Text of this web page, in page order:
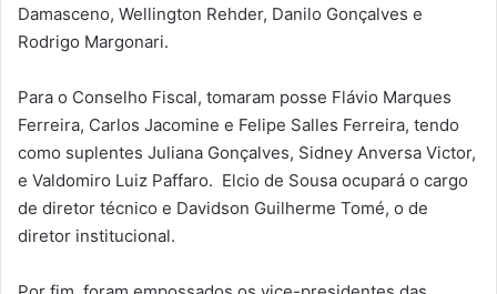
Damasceno, Wellington Rehder, Danilo Gonçalves e
Rodrigo Margonari.
Para o Conselho Fiscal, tomaram posse Flávio Marques
Ferreira, Carlos Jacomine e Felipe Salles Ferreira, tendo
como suplentes Juliana Gonçalves, Sidney Anversa Victor,
e Valdomiro Luiz Paffaro. Elcio de Sousa ocupará o cargo
de diretor técnico e Davidson Guilherme Tomé, o de
diretor institucional.